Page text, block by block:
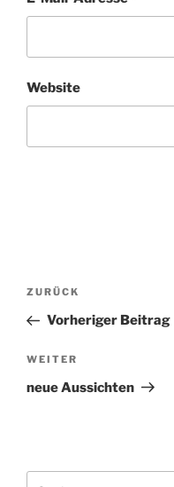
Website
Beitragsnavigation
Vorheriger
Beitrag
ZURÜCK
Vorheriger Beitrag
Nächster
Beitrag
WEITER
neue Aussichten